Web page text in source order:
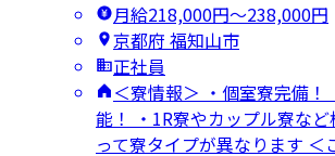
月給218,000円〜238,000円
京都府 福知山市
正社員
＜寮情報＞ ・個室寮完備！
能！ ・1R寮やカップル寮な
って寮タイプが異なります ＜